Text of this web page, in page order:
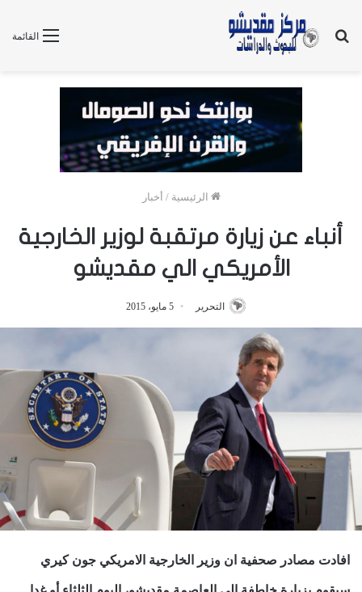
القائمة
بحث
الرئيسية / أخبار
أنباء عن زيارة مرتقبة لوزير الخارجية
الأمريكي الي مقديشو
التحرير 5 مايو، 2015
افادت مصادر صحفية ان وزير الخارجية الامريكي جون كيري